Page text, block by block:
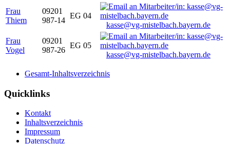
Frau
Thiem
09201
987-14
EG 04
kasse@vg-mistelbach.bayern.de
Frau
Vogel
09201
987-26
EG 05
kasse@vg-mistelbach.bayern.de
Gesamt-Inhaltsverzeichnis
Quicklinks
Kontakt
Inhaltsverzeichnis
Impressum
Datenschutz